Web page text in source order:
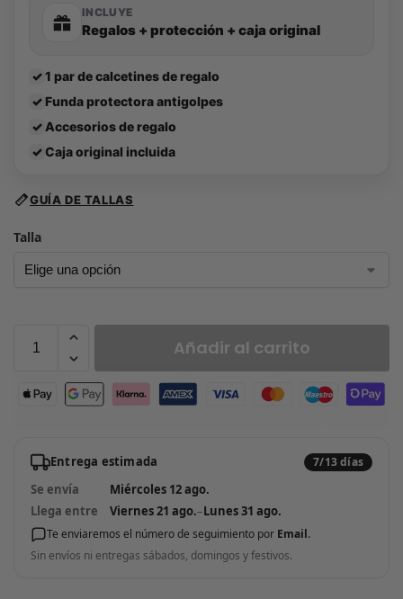
INCLUYE
Regalos + protección + caja original
✓1 par de calcetines de regalo
✓ Funda protectora antigolpes
✓ Accesorios de regalo
✓Caja original incluida
GUÍA DE TALLAS
Talla
Añadir al carrito
Entrega estimada 7/13 días
Se envía
Miércoles 12 ago.
Llega entre
Viernes 21 ago.–Lunes 31 ago.
Te enviaremos el número de seguimiento por Email.
Sin envíos ni entregas sábados, domingos y festivos.